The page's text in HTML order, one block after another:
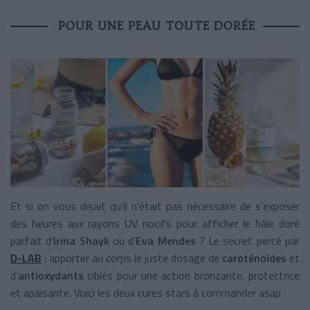
POUR UNE PEAU TOUTE DORÉE
Et si on vous disait qu’il n’était pas nécessaire de s’exposer
des heures aux rayons UV nocifs pour afficher le hâle doré
parfait d’Irina Shayk ou d’Eva Mendes ? Le secret percé par
D-LAB : apporter au corps le juste dosage de caroténoïdes et
d’antioxydants ciblés pour une action bronzante, protectrice
et apaisante. Voici les deux cures stars à commander asap :